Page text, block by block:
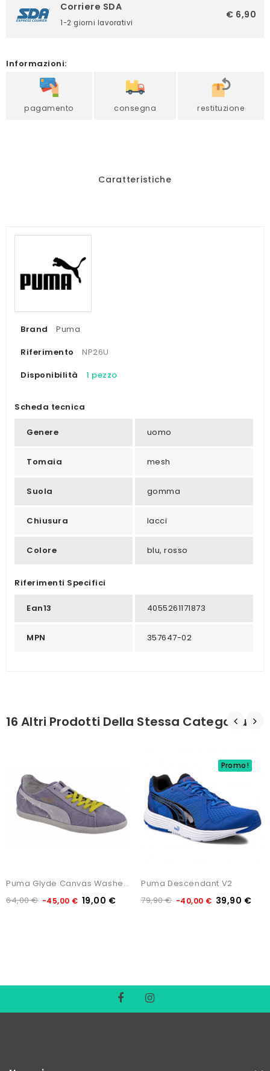
Corriere SDA
1-2 giorni lavorativi
€ 6,90
Informazioni:
pagamento consegna restituzione
Caratteristiche
Brand
Puma
Riferimento
NP26U
Disponibilità
1 pezzo
Scheda tecnica
Genere uomo
Tomaia mesh
Suola gomma
Chiusura lacci
Colore blu, rosso
Riferimenti Specifici
Ean13 4055261171873
MPN 357647-02
16 Altri Prodotti Della Stessa Categoria:
Puma Glyde Canvas Washed Low
64,00 € -45,00 € 19,00 €
Promo!
Puma Descendant V2
79,90 € -40,00 € 39,90 €